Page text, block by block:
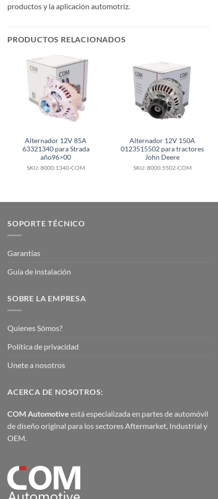
productos y la aplicación automotriz.
PRODUCTOS RELACIONADOS
Alternador 12V 85A
63321340 para Strada
año96>00
SKU: 8000.1340-COM
Alternador 12V 150A
0123515502 para tractores
John Deere
SKU: 8000.5502-COM
SOPORTE TÉCNICO
Garantías
Guía de instalación
SOBRE LA EMPRESA
Quienes Sómos?
Política de privacidad
Unete a nosotros
ACERCA DE NOSOTROS:
COM Automotive está especializada en partes de automóvil
de diseño original para los sectores Aftermarket, Industrial y
OEM.